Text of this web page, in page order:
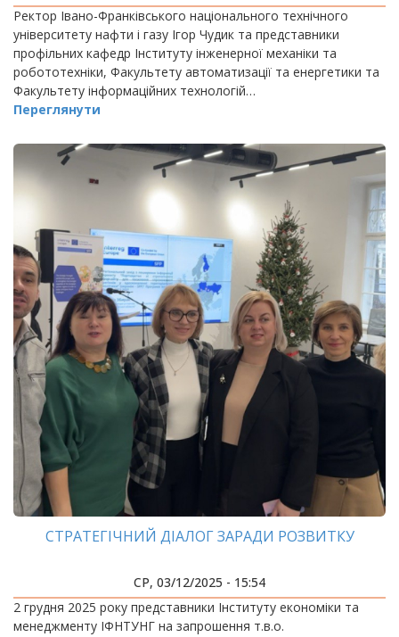
Ректор Івано-Франківського національного технічного
університету нафти і газу Ігор Чудик та представники
профільних кафедр Інституту інженерної механіки та
робототехніки, Факультету автоматизації та енергетики та
Факультету інформаційних технологій…
Переглянути
СТРАТЕГІЧНИЙ ДІАЛОГ ЗАРАДИ РОЗВИТКУ
СР, 03/12/2025 - 15:54
2 грудня 2025 року представники Інституту економіки та
менеджменту ІФНТУНГ на запрошення т.в.о.